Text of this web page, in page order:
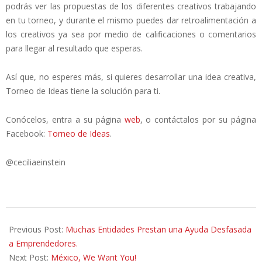
podrás ver las propuestas de los diferentes creativos trabajando
en tu torneo, y durante el mismo puedes dar retroalimentación a
los creativos ya sea por medio de calificaciones o comentarios
para llegar al resultado que esperas.
Así que, no esperes más, si quieres desarrollar una idea creativa,
Torneo de Ideas tiene la solución para ti.
Conócelos, entra a su página web, o contáctalos por su página
Facebook: Torneo de Ideas.
@ceciliaeinstein
07-
10
Previous Post: Muchas Entidades Prestan una Ayuda Desfasada
a Emprendedores.
Next Post: México, We Want You!